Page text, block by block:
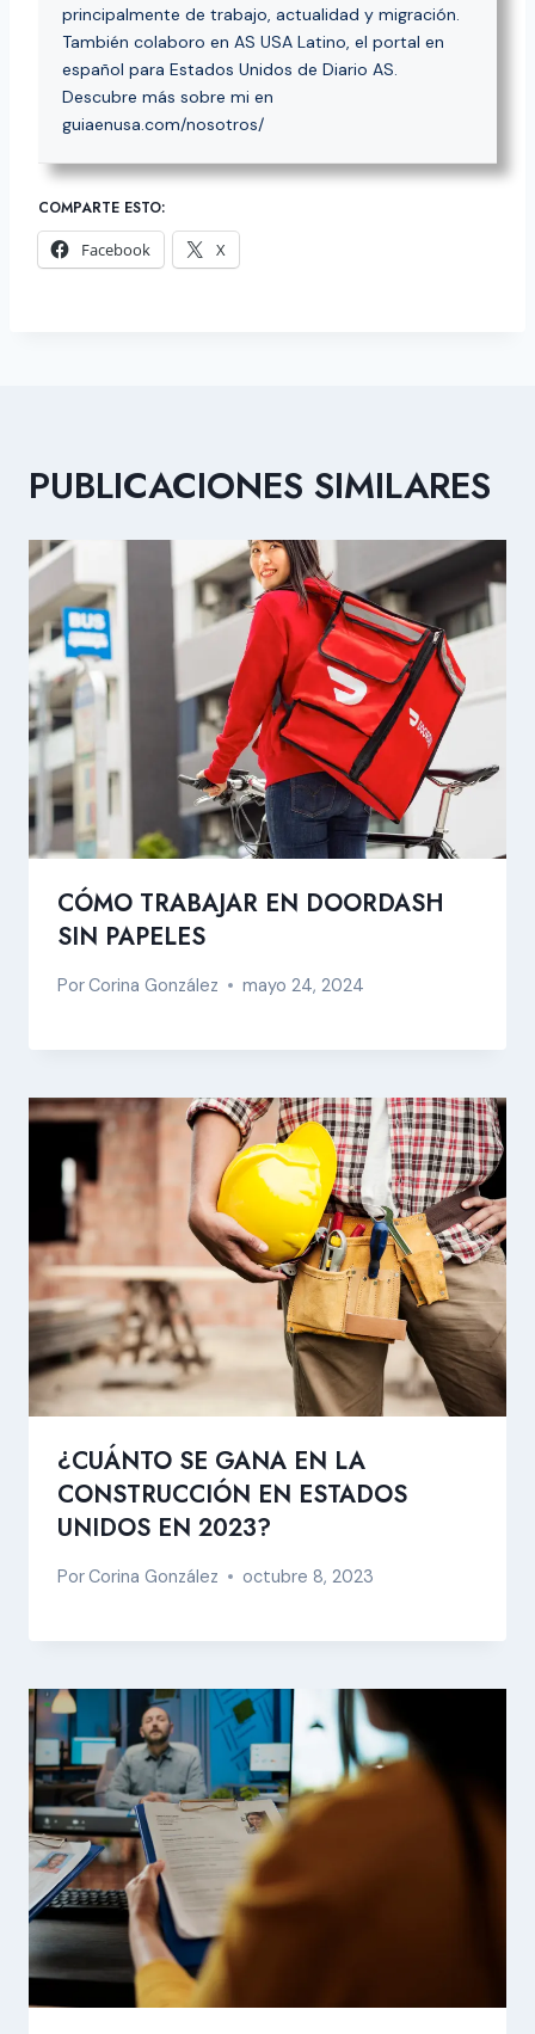
principalmente de trabajo, actualidad y migración.
También colaboro en AS USA Latino, el portal en
español para Estados Unidos de Diario AS.
Descubre más sobre mi en
guiaenusa.com/nosotros/
COMPARTE ESTO:
Facebook
X
PUBLICACIONES SIMILARES
CÓMO TRABAJAR EN DOORDASH
SIN PAPELES
PorCorina González mayo 24, 2024
¿CUÁNTO SE GANA EN LA
CONSTRUCCIÓN EN ESTADOS
UNIDOS EN 2023?
PorCorina González octubre 8, 2023